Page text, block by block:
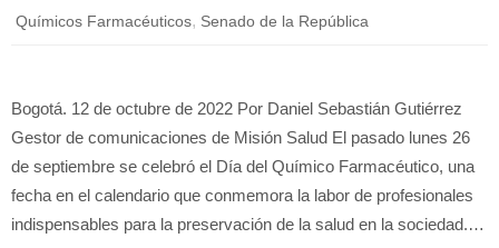
Químicos Farmacéuticos, Senado de la República
Bogotá. 12 de octubre de 2022 Por Daniel Sebastián Gutiérrez
Gestor de comunicaciones de Misión Salud El pasado lunes 26
de septiembre se celebró el Día del Químico Farmacéutico, una
fecha en el calendario que conmemora la labor de profesionales
indispensables para la preservación de la salud en la sociedad.…